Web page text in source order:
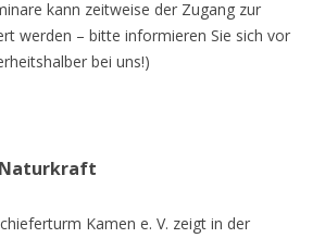
kann zeitweise der Zugang zur
werden – bitte informieren Sie sich vor
bei uns!)
Kamen e. V. zeigt in der